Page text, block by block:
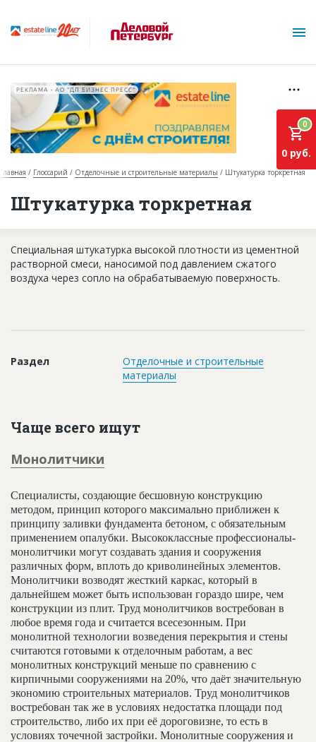
О проекте
База строящихся объектов
Инвестпроекты
Контакты
Личный кабинет
РЕКЛАМА • АО "ДП БИЗНЕС ПРЕСС"
Главная Глоссарий Отделочные и строительные материалы Штукатурка торкретная
Штукатурка торкретная
0
0 руб.
Специальная штукатурка высокой плотности из цементной
растворной смеси, наносимой под давлением сжатого
воздуха через сопло на обрабатываемую поверхность.
Раздел
Отделочные и строительные
материалы
Чаще всего ищут
Монолитчики
Специалисты, создающие бесшовную конструкцию
методом, принцип которого максимально приближен к
принципу заливки фундамента бетоном, с обязательным
применением опалубки. Высококлассные профессионалы-
монолитчики могут создавать здания и сооружения
различных форм, вплоть до криволинейных элементов.
Монолитчики возводят жесткий каркас, который в
дальнейшем может быть использован гораздо шире, чем
конструкции из плит. Труд монолитчиков востребован в
любое время года и считается всесезонным. При
монолитной технологии возведения перекрытия и стены
считаются готовыми к отделочным работам, а вес
монолитных конструкций меньше по сравнению с
кирпичными сооружениями на 20%, что даёт значительную
экономию строительных материалов. Труд монолитчиков
востребован так же в условиях недостатка площади под
строительство, либо их при её дороговизне, то есть в
условиях точечной застройки. Монолитные сооружения и